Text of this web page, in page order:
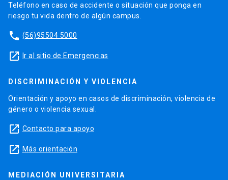
Teléfono en caso de accidente o situación que ponga en
riesgo tu vida dentro de algún campus.
phone (56)95504 5000
launch Ir al sitio de Emergencias
DISCRIMINACIÓN Y VIOLENCIA
Orientación y apoyo en casos de discriminación, violencia de
género o violencia sexual.
launch Contacto para apoyo
launch Más orientación
MEDIACIÓN UNIVERSITARIA